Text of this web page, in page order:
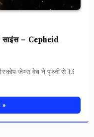
साइंस – Cepheid
जेम्स वेब ने पृथ्वी से 13
»